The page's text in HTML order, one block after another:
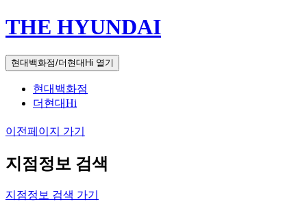
THE HYUNDAI
현대백화점/더현대Hi 열기
현대백화점
더현대Hi
이전페이지 가기
지점정보 검색
지점정보 검색 가기